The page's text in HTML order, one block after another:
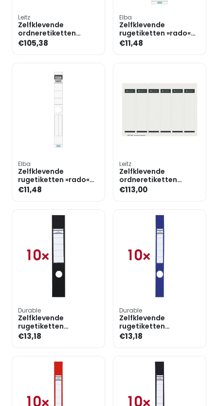
Leitz
Zelfklevende
ordneretiketten
»1685«
€105,38
Elba
Zelfklevende
rugetiketten »rado«
100420958
€11,48
Elba
Zelfklevende
rugetiketten »rado«
100420959
€11,48
Leitz
Zelfklevende
ordneretiketten
»1685«
€113,00
Durable
Zelfklevende
rugetiketten
»Ordofix«
€13,18
Durable
Zelfklevende
rugetiketten
»Ordofix«
€13,18